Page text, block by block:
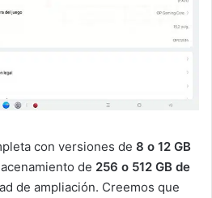
con versiones de 8 o 12 GB
de 256 o 512 GB de
de ampliación. Creemos que